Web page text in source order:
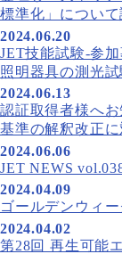
標準化」について
2024.06.20
JET技能試験-参
照明器具の測光試
2024.06.13
認証取得者様へ
基準の解釈改正
2024.06.06
JET NEWS
2024.04.09
ゴールデンウィ
2024.04.02
第28回 再生可能